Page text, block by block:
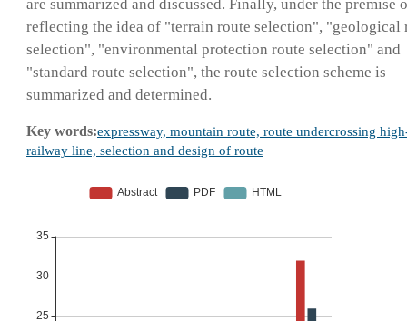
are summarized and discussed. Finally, under the premise
reflecting the idea of "terrain route selection", "geological
selection", "environmental protection route selection" and
"standard route selection", the route selection scheme is
summarized and determined.
Key words:expressway, mountain route, route undercrossing
railway line, selection and design of route